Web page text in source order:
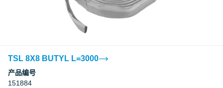
TSL 8X8 BUTYL L=3000
产品编号
151884